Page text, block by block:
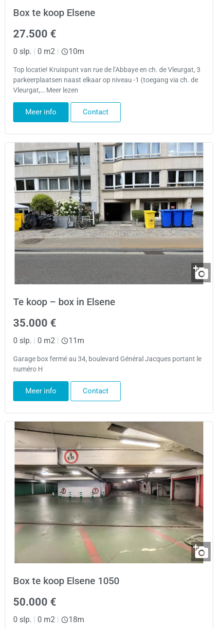
Box te koop Elsene
27.500 €
0 slp. 0 m2 10m
Top locatie! Kruispunt van rue de l’Abbaye en ch. de Vleurgat, 3
parkeerplaatsen naast elkaar op niveau -1 (toegang via ch. de
Vleurgat,… Meer lezen
Meer info Contact
Te koop – box in Elsene
35.000 €
0 slp. 0 m2 11m
Garage box fermé au 34, boulevard Général Jacques portant le
numéro H
Meer info Contact
Box te koop Elsene 1050
50.000 €
0 slp. | 0 m2 | 18m